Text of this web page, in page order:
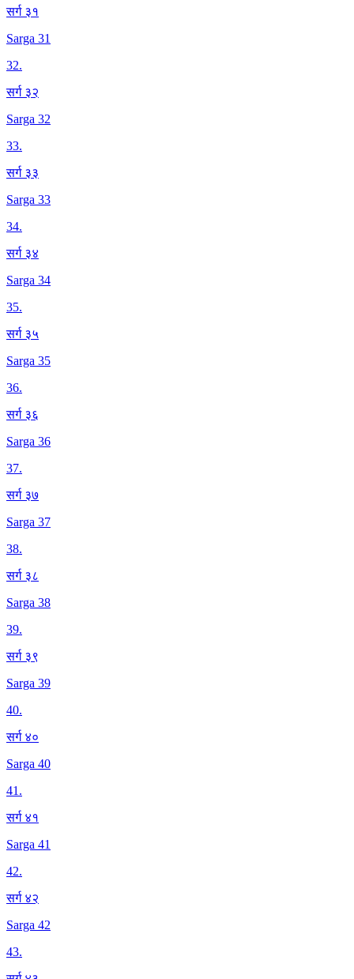
सर्ग ३१
Sarga 31
32.
सर्ग ३२
Sarga 32
33.
सर्ग ३३
Sarga 33
34.
सर्ग ३४
Sarga 34
35.
सर्ग ३५
Sarga 35
36.
सर्ग ३६
Sarga 36
37.
सर्ग ३७
Sarga 37
38.
सर्ग ३८
Sarga 38
39.
सर्ग ३९
Sarga 39
40.
सर्ग ४०
Sarga 40
41.
सर्ग ४१
Sarga 41
42.
सर्ग ४२
Sarga 42
43.